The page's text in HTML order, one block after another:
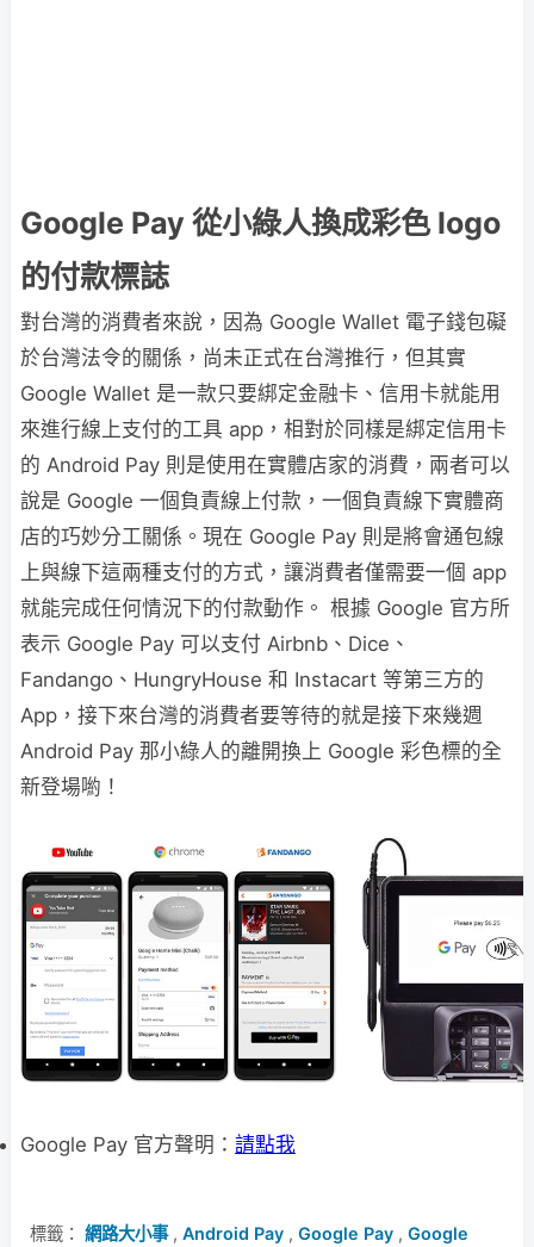
Google Pay 從小綠人換成彩色 logo
的付款標誌
對台灣的消費者來說，因為 Google Wallet 電子錢包礙
於台灣法令的關係，尚未正式在台灣推行，但其實
Google Wallet 是一款只要綁定金融卡、信用卡就能用
來進行線上支付的工具 app，相對於同樣是綁定信用卡
的 Android Pay 則是使用在實體店家的消費，兩者可以
說是 Google 一個負責線上付款，一個負責線下實體商
店的巧妙分工關係。現在 Google Pay 則是將會通包線
上與線下這兩種支付的方式，讓消費者僅需要一個 app
就能完成任何情況下的付款動作。 根據 Google 官方所
表示 Google Pay 可以支付 Airbnb、Dice、
Fandango、HungryHouse 和 Instacart 等第三方的
App，接下來台灣的消費者要等待的就是接下來幾週
Android Pay 那小綠人的離開換上 Google 彩色標的全
新登場喲！
Google Pay 官方聲明： 請點我
標籤： 網路大小事, Android Pay , Google Pay , Google